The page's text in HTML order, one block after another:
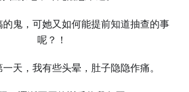
鬼，可她又如何能提前知道抽查的事
呢？！
天，我有些头晕，肚子隐隐作痛。